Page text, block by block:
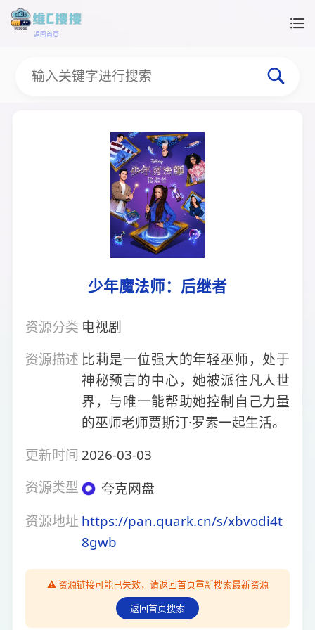
返回首页
少年魔法师：后继者
资源分类 电视剧
资源描述 比莉是一位强大的年轻巫师，处于
神秘预言的中心，她被派往凡人世
界，与唯一能帮助她控制自己力量
的巫师老师贾斯汀·罗素一起生活。
更新时间 2026-03-03
资源类型
夸克网盘
资源地址 https://pan.quark.cn/s/xbvodi4t
8gwb
⚠️ 资源链接可能已失效，请返回首页重新搜索最新资源
返回首页搜索